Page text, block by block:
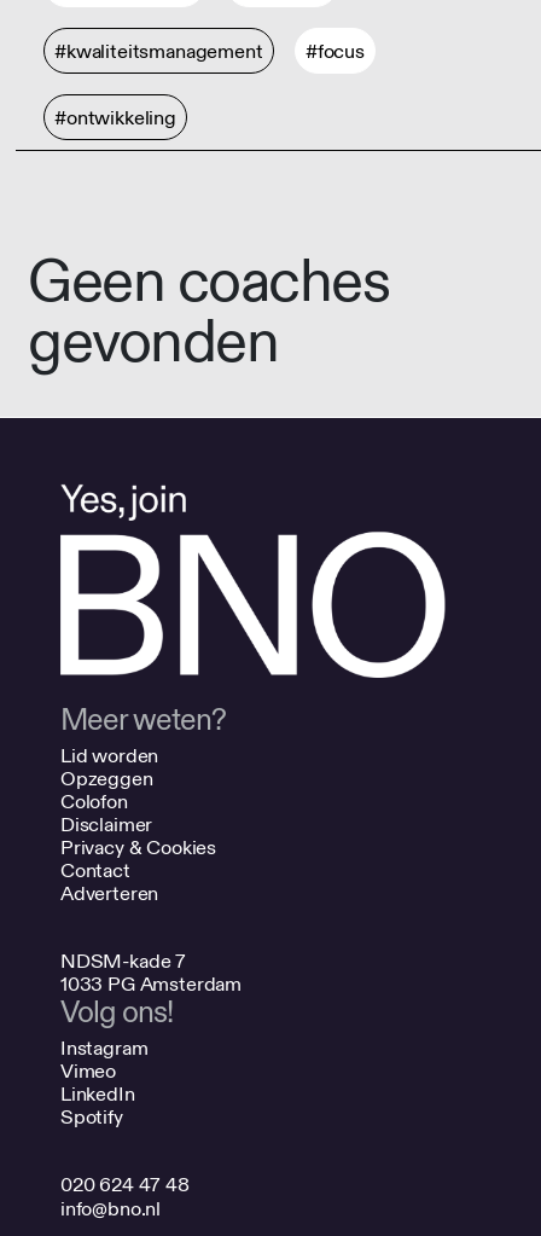
#kwaliteitsmanagement #focus
#ontwikkeling
Geen coaches
gevonden
Meer weten?
Lid worden
Opzeggen
Colofon
Disclaimer
Privacy & Cookies
Contact
Adverteren
NDSM-kade 7
1033 PG Amsterdam
Volg ons!
Instagram
Vimeo
LinkedIn
Spotify
020 624 47 48
info@bno.nl